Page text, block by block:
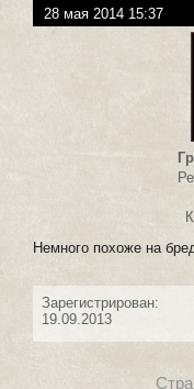
28 мая 2014 15:37
Немного похоже на
Зарегистрирован:
19.09.2013